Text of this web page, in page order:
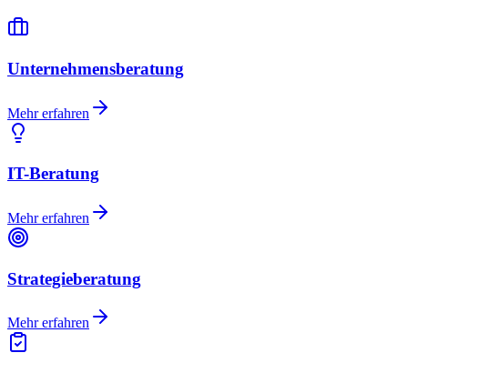
Unternehmensberatung
Mehr erfahren
IT-Beratung
Mehr erfahren
Strategieberatung
Mehr erfahren